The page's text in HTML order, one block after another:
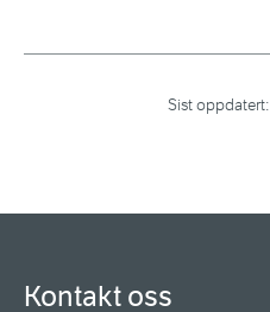
Sist oppdatert:
Kontakt oss